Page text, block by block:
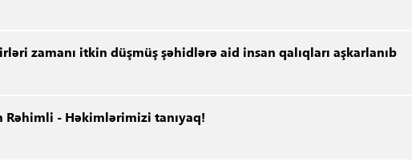
zamanı itkin düşmüş şəhidlərə aid insan qalıqları aşkarlanıb
Rəhimli - Həkimlərimizi tanıyaq!